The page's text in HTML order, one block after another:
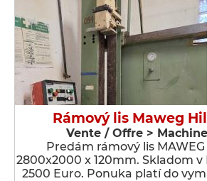
Rámový lis Maweg
Vente / Offre >
Predám rámový lis
2800x2000 x 120mm. Skladom
2500 Euro. Ponuka platí do